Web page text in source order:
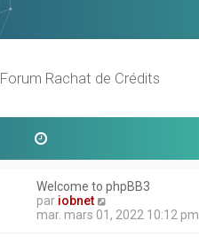
Forum Rachat de Crédits
Welcome to phpBB3
par iobnet
o
mar. mars 01, 2022 10:12 pm